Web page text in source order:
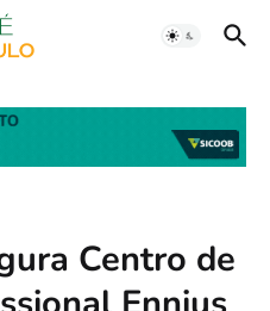
Centro de